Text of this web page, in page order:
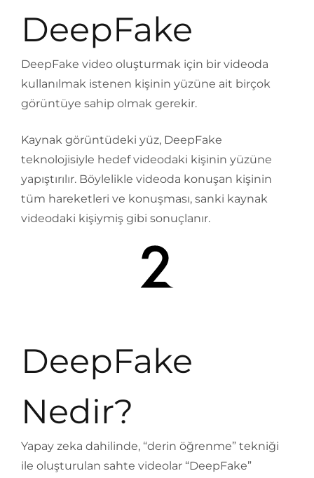
DeepFake
DeepFake video oluşturmak için bir videoda
kullanılmak istenen kişinin yüzüne ait birçok
görüntüye sahip olmak gerekir.
Kaynak görüntüdeki yüz, DeepFake
teknolojisiyle hedef videodaki kişinin yüzüne
yapıştırılır. Böylelikle videoda konuşan kişinin
tüm hareketleri ve konuşması, sanki kaynak
videodaki kişiymiş gibi sonuçlanır.
DeepFake
Nedir?
Yapay zeka dahilinde, “derin öğrenme” tekniği
ile oluşturulan sahte videolar “DeepFake”